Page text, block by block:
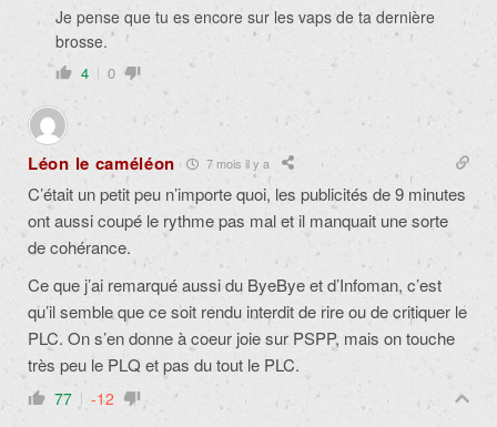
Je pense que tu es encore sur les vaps de ta dernière
brosse.
4 0
Léon le caméléon 7 mois il y a
C’était un petit peu n’importe quoi, les publicités de 9 minutes
ont aussi coupé le rythme pas mal et il manquait une sorte
de cohérance.
Ce que j’ai remarqué aussi du ByeBye et d’Infoman, c’est
qu’il semble que ce soit rendu interdit de rire ou de critiquer le
PLC. On s’en donne à coeur joie sur PSPP, mais on touche
très peu le PLQ et pas du tout le PLC.
77 -12